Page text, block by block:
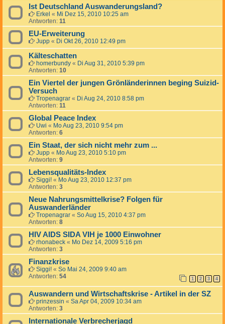
Ist Deutschland Auswanderungsland?
Erkel « Mi Dez 15, 2010 10:25 am
Antworten: 11
EU-Erweiterung
Jupp « Di Okt 26, 2010 12:49 pm
Kälteschatten
homerbundy « Di Aug 31, 2010 5:39 pm
Antworten: 10
Ein Viertel der jungen Grönländerinnen beging Suizid-
Versuch
Tropenagrar « Di Aug 24, 2010 8:58 pm
Antworten: 11
Global Peace Index
Uwi « Mo Aug 23, 2010 9:54 pm
Antworten: 6
Ein Staat, der sich nicht mehr zum ...
Jupp « Mo Aug 23, 2010 5:10 pm
Antworten: 9
Lebensqualitäts-Index
Siggi! « Mo Aug 23, 2010 12:37 pm
Antworten: 3
Neue Nahrungsmittelkrise? Folgen für
Auswanderländer
Tropenagrar « So Aug 15, 2010 4:37 pm
Antworten: 8
HIV AIDS SIDA VIH je 1000 Einwohner
rhonabeck « Mo Dez 14, 2009 5:16 pm
Antworten: 3
Finanzkrise
Siggi! « So Mai 24, 2009 9:40 am
Antworten: 54 1 2 3 4
Auswandern und Wirtschaftskrise - Artikel in der SZ
prinzessin « Sa Apr 04, 2009 10:34 am
Antworten: 3
Internationale Verbrecherjagd